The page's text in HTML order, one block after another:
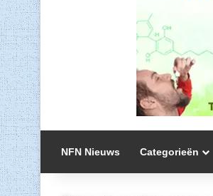
NFN Nieuws Categorieën